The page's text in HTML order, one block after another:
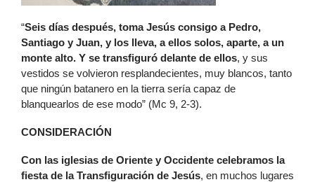
“Seis días después, toma Jesús consigo a Pedro,
Santiago y Juan, y los lleva, a ellos solos, aparte, a un
monte alto. Y se transfiguró delante de ellos, y sus
vestidos se volvieron resplandecientes, muy blancos, tanto
que ningún batanero en la tierra sería capaz de
blanquearlos de ese modo” (Mc 9, 2-3).
CONSIDERACIÓN
Con las iglesias de Oriente y Occidente celebramos la
fiesta de la Transfiguración de Jesús, en muchos lugares